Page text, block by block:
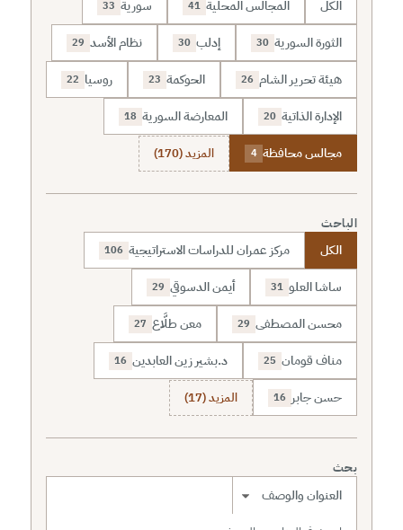
الكل المجالس المحلية 41 سورية 33
الثورة السورية 30 إدلب 30 نظام الأسد 29
هيئة تحرير الشام 26 الحوكمة 23 روسيا 22
الإدارة الذاتية 20 المعارضة السورية 18
مجالس محافظة 4 المزيد (170)
الباحث
الكل مركز عمران للدراسات الاستراتيجية 106
ساشا العلو 31 أيمن الدسوقي 29
محسن المصطفى 29 معن طلَّاع 27
مناف قومان 25 د.بشير زين العابدين 16
حسن جابر 16 المزيد (17)
بحث